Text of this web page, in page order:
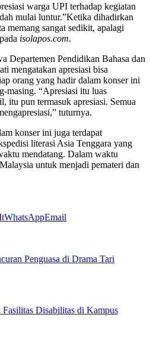
warga UPI terhadap kegiatan
mulai luntur.”Ketika dihadirkan
memang sangat sedikit, apalagi
isolapos.com.
Departemen Pendidikan Bahasa dan
mengatakan apresiasi bisa
orang yang hadir dalam konser ini
masing. “Apresiasi itu luas
itu pun termasuk apresiasi. Semua
tuturnya.
konser ini juga terdapat
literasi Asia Tenggara yang
mendatang. Dalam waktu
untuk menjadi pemateri dan
WhatsAppEmail
Penguasa di Drama Tari
Disabilitas di Kampus